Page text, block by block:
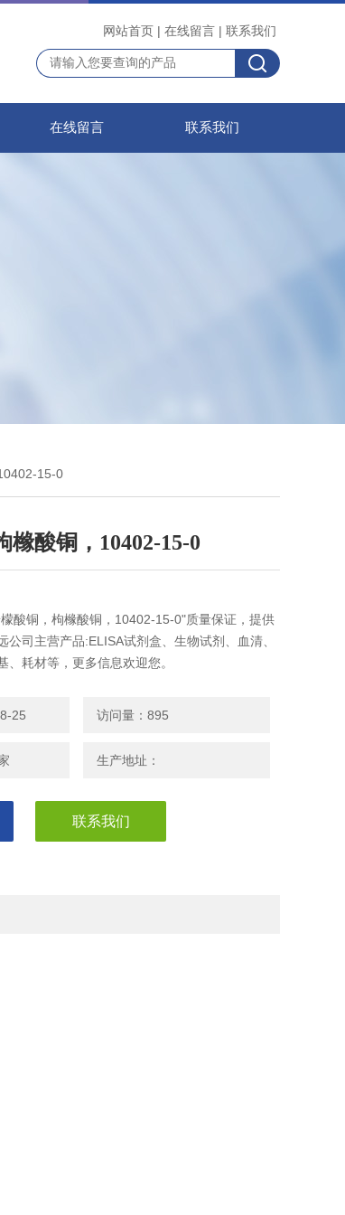
网站首页 | 在线留言 | 联系我们
在线留言 联系我们
15-0
橼酸铜，10402-15-0
檬酸铜，枸橼酸铜，10402-15-0"质量保证，提供
公司主营产品:ELISA试剂盒、生物试剂、血清、
、耗材等，更多信息欢迎您。
25 访问量：895
生产地址：
联系我们